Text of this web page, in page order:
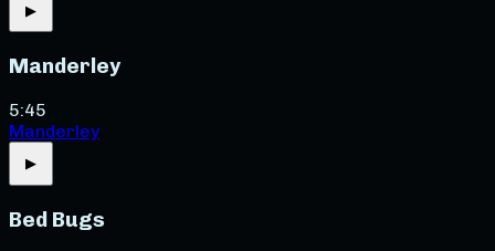
▶
Manderley
5:45
Manderley
▶
Bed Bugs